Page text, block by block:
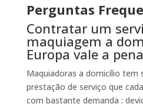
Perguntas
Contratar um
maquiagem a
Europa vale a
Maquiadoras a domicílio tem
prestação de serviço que
com bastante demanda :